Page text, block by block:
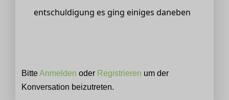
entschuldigung es ging einiges daneben
BitteAnmelden oder Registrieren um der
Konversation beizutreten.